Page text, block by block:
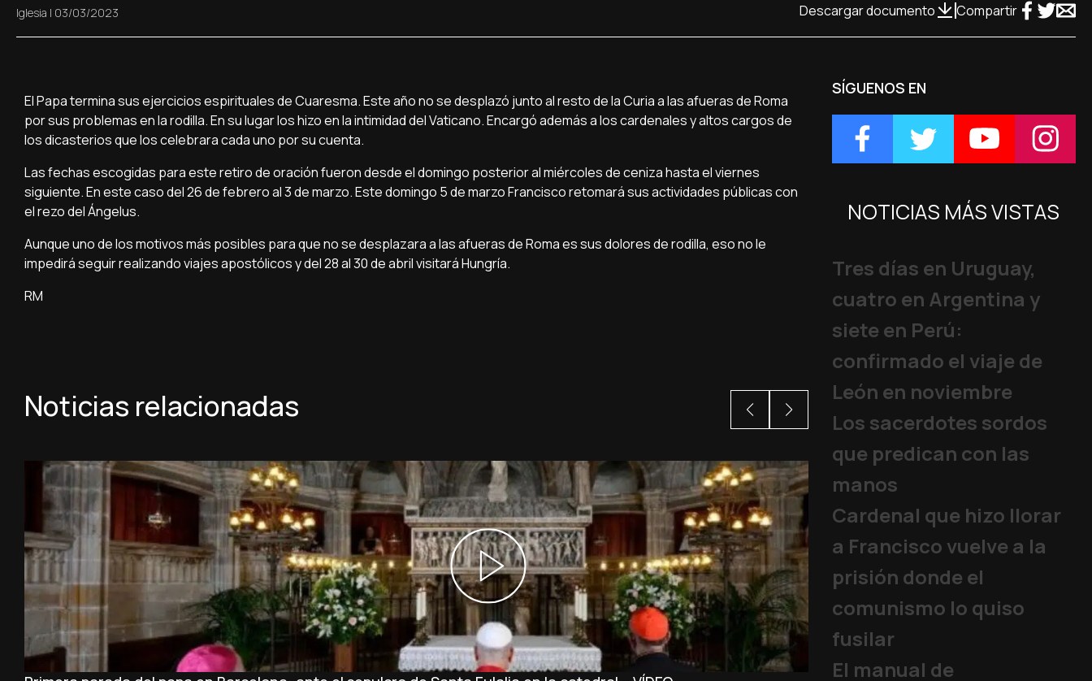
Iglesia | 03/03/2023 Descargar documento Compartir
El Papa termina sus ejercicios espirituales de Cuaresma. Este año no se desplazó junto al resto de la Curia a las afueras de Roma
por sus problemas en la rodilla. En su lugar los hizo en la intimidad del Vaticano. Encargó además a los cardenales y altos cargos de
los dicasterios que los celebrara cada uno por su cuenta.
Las fechas escogidas para este retiro de oración fueron desde el domingo posterior al miércoles de ceniza hasta el viernes
siguiente. En este caso del 26 de febrero al 3 de marzo. Este domingo 5 de marzo Francisco retomará sus actividades públicas con
el rezo del Ángelus.
Aunque uno de los motivos más posibles para que no se desplazara a las afueras de Roma es sus dolores de rodilla, eso no le
impedirá seguir realizando viajes apostólicos y del 28 al 30 de abril visitará Hungría.
RM
Noticias relacionadas
SÍGUENOS EN
NOTICIAS MÁS VISTAS
Tres días en Uruguay,
cuatro en Argentina y
siete en Perú:
confirmado el viaje de
León en noviembre
Los sacerdotes sordos
que predican con las
manos
Cardenal que hizo llorar
a Francisco vuelve a la
prisión donde el
comunismo lo quiso
fusilar
El manual de